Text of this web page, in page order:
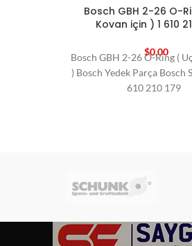
Bosch GBH 2-26 O-
Kovan için ) 1 610
$0,00
Bosch GBH 2-26 O-Ring (
) Bosch Yedek Parça Bosch
610 210 179